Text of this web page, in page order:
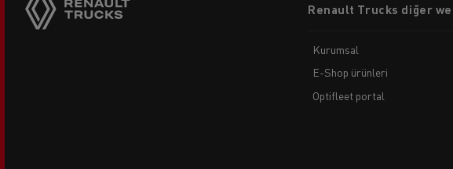
menuRenault Trucks diğer
Kurumsal
E-Shop ürünleri
Optifleet portal